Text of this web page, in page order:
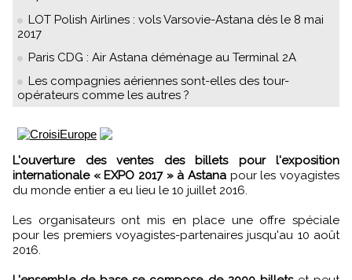
LOT Polish Airlines : vols Varsovie-Astana dès le 8 mai
2017
Paris CDG : Air Astana déménage au Terminal 2A
Les compagnies aériennes sont-elles des tour-
opérateurs comme les autres ?
L'ouverture des ventes des billets pour l'exposition
internationale « EXPO 2017 » à Astana pour les voyagistes
du monde entier a eu lieu le 10 juillet 2016.
Les organisateurs ont mis en place une offre spéciale
pour les premiers voyagistes-partenaires jusqu'au 10 août
2016.